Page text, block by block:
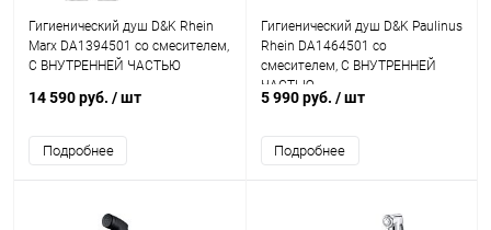
Гигиенический душ D&K Rhein
Marx DA1394501 со смесителем,
С ВНУТРЕННЕЙ ЧАСТЬЮ
14 590 руб. / шт
Подробнее
Гигиенический душ D&K Paulinus
Rhein DA1464501 со
смесителем, С ВНУТРЕННЕЙ
ЧАСТЬЮ
5 990 руб. / шт
Подробнее